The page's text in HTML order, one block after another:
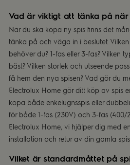
Vad är viktigt att tänka på när
När du ska köpa ny spis finns det
tänka på och väga in i beslutet.
behöver du? 1-fas eller 3-fas? Vilken
bäst? Vilken storlek och utseende
få hem den nya spisen? Vad gör du
Electrolux Home gör ditt köp av spis
köpa både enkelugnsspis eller
för både 1-fas (230V) och 3-fas (400/
Electrolux Home, vi hjälper dig med
installation och retur av din gamla spis.
Vilket är standardmåttet på